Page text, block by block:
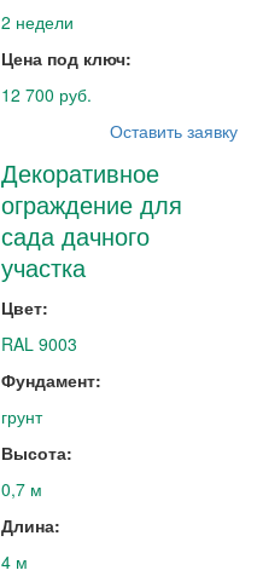
2 недели
Цена под ключ:
12 700 руб.
Оставить заявку
Декоративное
ограждение для
сада дачного
участка
Цвет:
RAL 9003
Фундамент:
грунт
Высота:
0,7 м
Длина:
4 м